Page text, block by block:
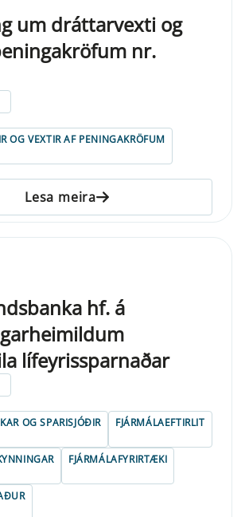
um dráttarvexti og
nr.
OG VEXTIR AF PENINGAKRÖFUM
Lesa meira
hf. á
lífeyrissparnaðar
OG SPARISJÓÐIR FJÁRMÁLAEFTIRLIT
FJÁRMÁLAFYRIRTÆKI